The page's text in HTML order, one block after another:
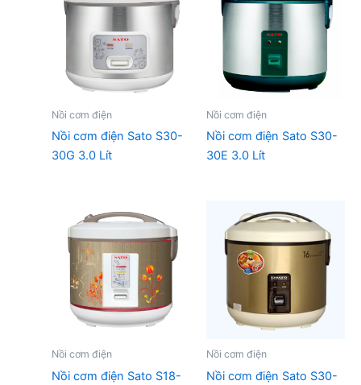
Nồi cơm điện
Nồi cơm điện Sato S30-
30G 3.0 Lít
Nồi cơm điện
Nồi cơm điện Sato S30-
30E 3.0 Lít
Nồi cơm điện
Nồi cơm điện Sato S18-
Nồi cơm điện
Nồi cơm điện Sato S30-